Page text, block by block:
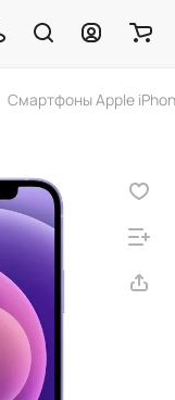
Смартфоны Apple